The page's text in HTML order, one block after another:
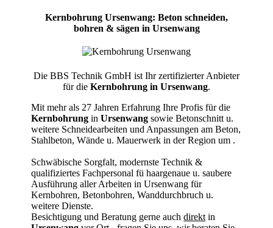
Kernbohrung Ursenwang: Beton schneiden,
bohren & sägen in Ursenwang
Die BBS Technik GmbH ist Ihr zertifizierter Anbieter
für die Kernbohrung in Ursenwang.
Mit mehr als 27 Jahren Erfahrung Ihre Profis für die
Kernbohrung inUrsenwang sowie Betonschnitt u.
weitere Schneidearbeiten und Anpassungen am Beton,
Stahlbeton, Wände u. Mauerwerk in der Region um .
Schwäbische Sorgfalt, modernste Technik &
qualifiziertes Fachpersonalfü haargenaue u. saubere
Ausführung aller Arbeitenin Ursenwang für
Kernbohren, Betonbohren, Wanddurchbruch u.
weitere Dienste.
Besichtigung und Beratung gerne auchdirekt in